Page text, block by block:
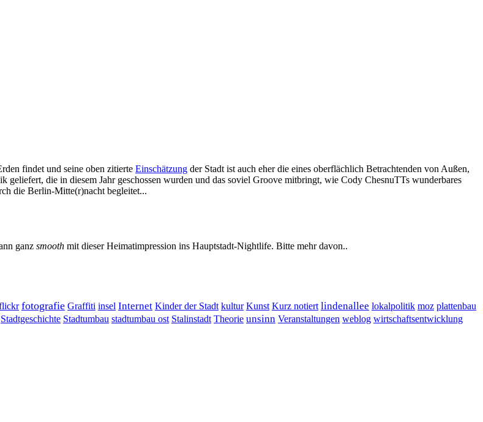
findet und seine oben zitierte Einschätzung der Stadt ist auch eher die eines oberflächlich Betrachtenden von Außen,
geliefert, die in diesem Jahr geschossen wurden und das soviel Groove mitbringt, wie Cody ChesnuTTs wunderbares
die Berlin-Mitte(r)nacht begleitet...
ganz smooth mit dieser Heimatimpression ins Hauptstadt-Nightlife. Bitte mehr davon..
fotografie Graffiti insel Internet Kinder der Stadt kultur Kunst Kurz notiert lindenallee lokalpolitik moz plattenbau
Stadtgeschichte Stadtumbau stadtumbau ost Stalinstadt Theorie unsinn Veranstaltungen weblog wirtschaftsentwicklung